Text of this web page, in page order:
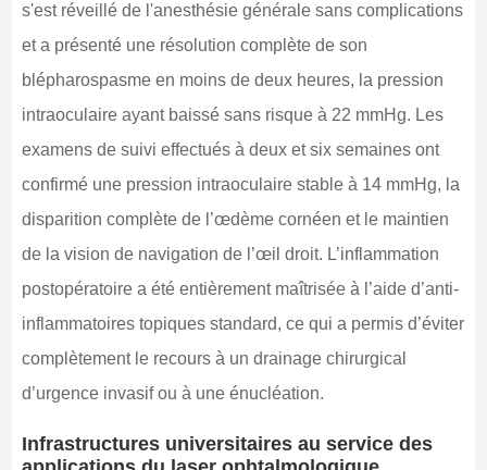
s'est réveillé de l'anesthésie générale sans complications
et a présenté une résolution complète de son
blépharospasme en moins de deux heures, la pression
intraoculaire ayant baissé sans risque à 22 mmHg. Les
examens de suivi effectués à deux et six semaines ont
confirmé une pression intraoculaire stable à 14 mmHg, la
disparition complète de l’œdème cornéen et le maintien
de la vision de navigation de l’œil droit. L’inflammation
postopératoire a été entièrement maîtrisée à l’aide d’anti-
inflammatoires topiques standard, ce qui a permis d’éviter
complètement le recours à un drainage chirurgical
d’urgence invasif ou à une énucléation.
Infrastructures universitaires au service des